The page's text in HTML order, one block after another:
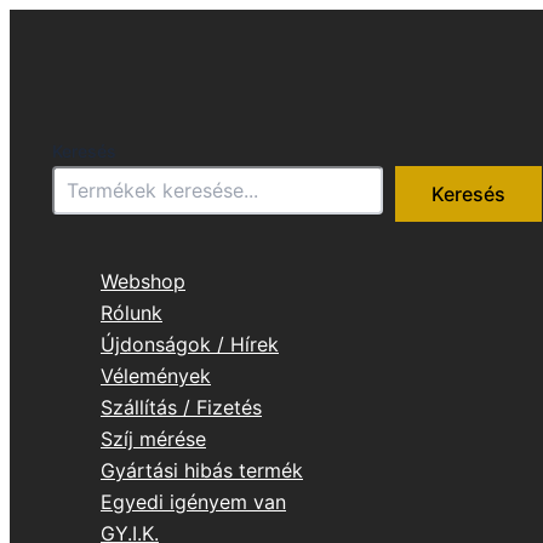
Keresés
Webshop
Rólunk
Újdonságok / Hírek
Vélemények
Szállítás / Fizetés
Szíj mérése
Gyártási hibás termék
Egyedi igényem van
GY.I.K.